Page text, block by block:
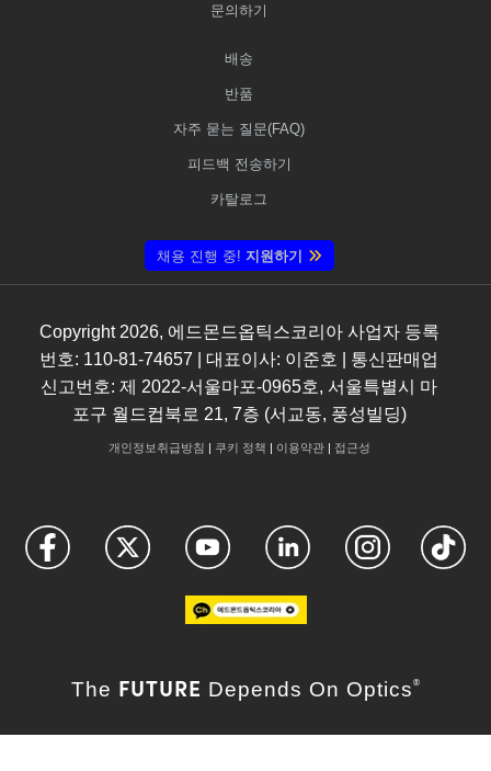
문의하기
배송
반품
자주 묻는 질문(FAQ)
피드백 전송하기
카탈로그
채용 진행 중! 지원하기
Copyright 2026, 에드몬드옵틱스코리아 사업자 등록
번호: 110-81-74657 | 대표이사: 이준호 | 통신판매업
신고번호: 제 2022-서울마포-0965호, 서울특별시 마
포구 월드컵북로 21, 7층 (서교동, 풍성빌딩)
개인정보취급방침 | 쿠키 정책 | 이용약관| 접근성
The FUTURE Depends On Optics ®